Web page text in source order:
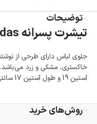
تا 14 روز پس از تحویل کالا می‌توانید آن را برگشت دهید.
امکان پرداخت در محل
وجود دارد.
امکان پرداخت اقساطی
خرید اقساطی با
است.
گارانتی معتبر برای
توضیحات
تیشرت پسرانه adidas طرح برگ
جلوی لباس دارای طرحی از
آستین 19 و طول آستین 17 سانتی‌متر می‌باشد.
روش‌های خرید